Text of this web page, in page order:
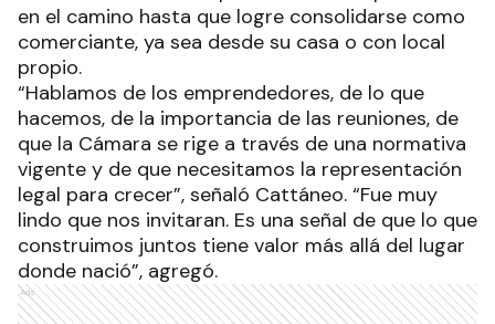
en el camino hasta que logre consolidarse como
comerciante, ya sea desde su casa o con local
propio.
“Hablamos de los emprendedores, de lo que
hacemos, de la importancia de las reuniones, de
que la Cámara se rige a través de una normativa
vigente y de que necesitamos la representación
legal para crecer”, señaló Cattáneo. “Fue muy
lindo que nos invitaran. Es una señal de que lo que
construimos juntos tiene valor más allá del lugar
donde nació”, agregó.
Ads